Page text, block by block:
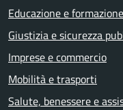
Educazione e formazione
Giustizia e sicurezza
Imprese e commercio
Mobilità e trasporti
Salute, benessere e